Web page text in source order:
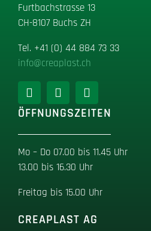
Furtbachstrasse 13
CH-8107 Buchs ZH
Tel. +41 (0) 44 884 73 33
info@creaplast.ch
ÖFFNUNGSZEITEN
Mo – Do 07.00 bis 11.45 Uhr
13.00 bis 16.30 Uhr
Freitag bis 15.00 Uhr
CREAPLAST AG